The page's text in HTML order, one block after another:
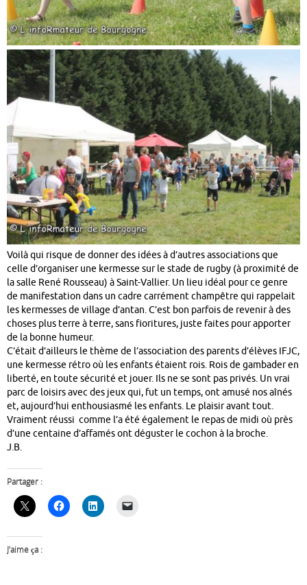
Voilà qui risque de donner des idées à d’autres associations que
celle d’organiser une kermesse sur le stade de rugby (à proximité de
la salle René Rousseau) à Saint-Vallier. Un lieu idéal pour ce genre
de manifestation dans un cadre carrément champêtre qui rappelait
les kermesses de village d’antan. C’est bon parfois de revenir à des
choses plus terre à terre, sans fioritures, juste faites pour apporter
de la bonne humeur.
C’était d’ailleurs le thème de l’association des parents d’élèves IFJC,
une kermesse rétro où les enfants étaient rois. Rois de gambader en
liberté, en toute sécurité et jouer. Ils ne se sont pas privés. Un vrai
parc de loisirs avec des jeux qui, fut un temps, ont amusé nos aînés
et, aujourd’hui enthousiasmé les enfants. Le plaisir avant tout.
Vraiment réussi comme l’a été également le repas de midi où près
d’une centaine d’affamés ont déguster le cochon à la broche.
J.B.
Partager :
J’aime ça :